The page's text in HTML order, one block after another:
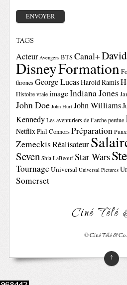
TAGS
Acteur Avengers BTSCanal+
DisneyFormation
thrones George LucasHarold Ramis
Histoire vraie imageIndiana Jones
John Doe John Hurt John Williams
Kennedy Les aventuriers de l’arche perdue
NetflixPhil ConnorsPréparation
ZemeckisRéalisateur
Seven Shia LaBeouf Star Wars
TournageUniversal Universal Pictures
Somerset
Ciné Télé
©Ciné Télé & Co.
↑